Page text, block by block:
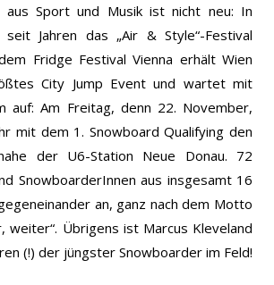
aus Sport und Musik ist nicht neu: In
Jahren das „Air & Style“-Festival
Fridge Festival Vienna erhält Wien
City Jump Event und wartet mit
auf: Am Freitag, denn 22. November,
mit dem 1. Snowboard Qualifying den
der U6-Station Neue Donau. 72
SnowboarderInnen aus insgesamt 16
an, ganz nach dem Motto
weiter“. Übrigens ist Marcus Kleveland
(!) der jüngster Snowboarder im Feld!